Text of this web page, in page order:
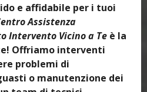
e affidabile per i tuoi
Assistenza
Intervento Vicino a Te è la
Offriamo interventi
problemi di
o manutenzione dei